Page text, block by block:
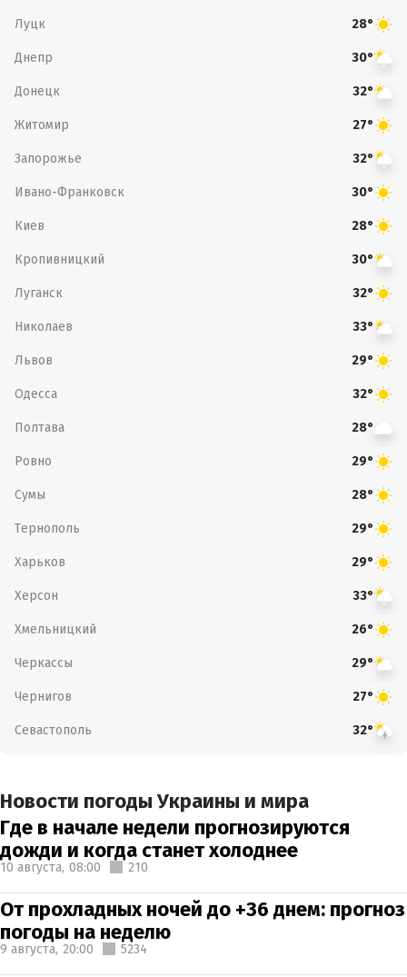
Луцк 28°
Днепр 30°
Донецк 32°
Житомир 27°
Запорожье 32°
Ивано-Франковск 30°
Киев 28°
Кропивницкий 30°
Луганск 32°
Николаев 33°
Львов 29°
Одесса 32°
Полтава 28°
Ровно 29°
Сумы 28°
Тернополь 29°
Харьков 29°
Херсон 33°
Хмельницкий 26°
Черкассы 29°
Чернигов 27°
Севастополь 32°
Новости погоды Украины и мира
Где в начале недели прогнозируются
дожди и когда станет холоднее
10 августа, 08:00 210
От прохладных ночей до +36 днем: прогноз
погоды на неделю
9 августа, 20:00 5234